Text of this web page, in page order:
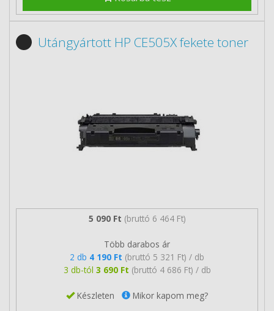
Utángyártott HP CE505X fekete toner
5 090 Ft (bruttó 6 464 Ft)
Több darabos ár
2 db 4 190 Ft (bruttó 5 321 Ft) / db
3 db-tól 3 690 Ft (bruttó 4 686 Ft) / db
Készleten Mikor kapom meg?